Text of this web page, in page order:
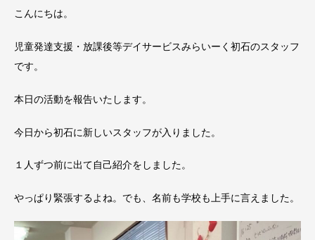
こんにちは。
児童発達支援・放課後等デイサービスみらいーく初石のスタッフ
です。
本日の活動を報告いたします。
今日から初石に新しいスタッフが入りました。
１人ずつ前に出て自己紹介をしました。
やっぱり緊張するよね。でも、名前も学校も上手に言えました。